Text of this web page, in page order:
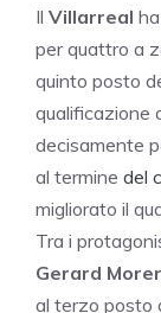
Il Villarreal
per quattro a
quinto posto
qualificazione
decisamente
al termine del
migliorato il
Tra i
Gerard
al terzo posto